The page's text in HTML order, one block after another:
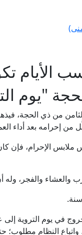
الأيام
"يوم
الثامن من ذي الحجة،
من إحرامه بعد أداء
الإحرام، فإن كان
والفجر، وله
في يوم التروية
النظام مطلوب؛